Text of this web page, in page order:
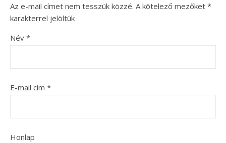
Az e-mail címet nem tesszük közzé. A kötelező mezőket *
karakterrel jelöltük
Név *
E-mail cím *
Honlap